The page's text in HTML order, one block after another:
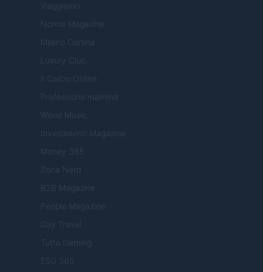
Viaggiamo
Nonne Magazine
Milano Cortina
Luxury Club
Il Calcio Online
Professione mamma
World Music
Investimenti Magazine
Money 365
Zona Nerd
B2B Magazine
People Magazine
Day Travel
Tutto Gaming
ESG 365